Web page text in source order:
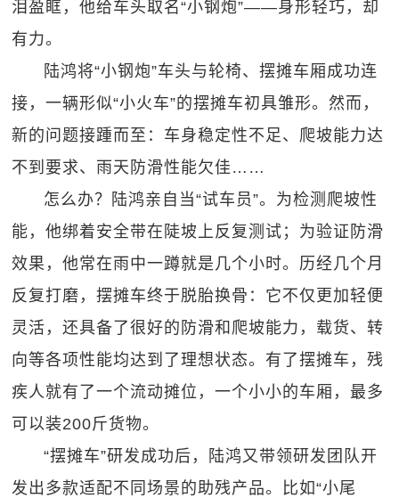
泪盈眶，他给车头取名“小钢炮”——身形轻巧，却
有力。
陆鸿将“小钢炮”车头与轮椅、摆摊车厢成功连
接，一辆形似“小火车”的摆摊车初具雏形。然而，
新的问题接踵而至：车身稳定性不足、爬坡能力达
不到要求、雨天防滑性能欠佳……
怎么办？陆鸿亲自当“试车员”。为检测爬坡性
能，他绑着安全带在陡坡上反复测试；为验证防滑
效果，他常在雨中一蹲就是几个小时。历经几个月
反复打磨，摆摊车终于脱胎换骨：它不仅更加轻便
灵活，还具备了很好的防滑和爬坡能力，载货、转
向等各项性能均达到了理想状态。有了摆摊车，残
疾人就有了一个流动摊位，一个小小的车厢，最多
可以装200斤货物。
“摆摊车”研发成功后，陆鸿又带领研发团队开
发出多款适配不同场景的助残产品。比如“小尾